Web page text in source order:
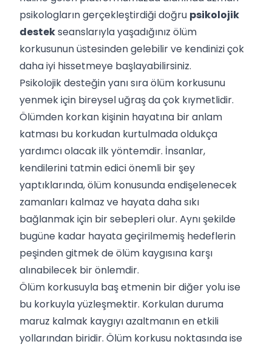
psikologların gerçekleştirdiği doğru psikolojik
destekseanslarıyla yaşadığınız ölüm
korkusunun üstesinden gelebilir ve kendinizi çok
daha iyi hissetmeye başlayabilirsiniz.
Psikolojik desteğin yanı sıra ölüm korkusunu
yenmek için bireysel uğraş da çok kıymetlidir.
Ölümden korkan kişinin hayatına bir anlam
katması bu korkudan kurtulmada oldukça
yardımcı olacak ilk yöntemdir. İnsanlar,
kendilerini tatmin edici önemli bir şey
yaptıklarında, ölüm konusunda endişelenecek
zamanları kalmaz ve hayata daha sıkı
bağlanmak için bir sebepleri olur. Aynı şekilde
bugüne kadar hayata geçirilmemiş hedeflerin
peşinden gitmek de ölüm kaygısına karşı
alınabilecek bir önlemdir.
Ölüm korkusuyla baş etmenin bir diğer yolu ise
bu korkuyla yüzleşmektir. Korkulan duruma
maruz kalmak kaygıyı azaltmanın en etkili
yollarından biridir. Ölüm korkusu noktasında ise